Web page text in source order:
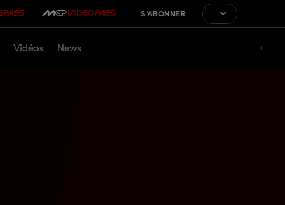
S'ABONNER
Vidéos News